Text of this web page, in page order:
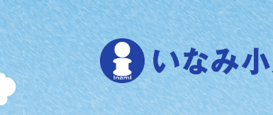
Skip
to
content